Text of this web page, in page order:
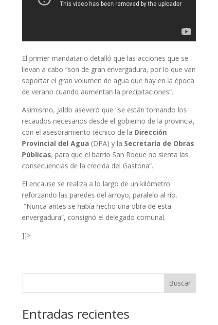
El primer mandatario detalló que las acciones que se
llevan a cabo “son de gran envergadura, por lo que van
soportar el gran volumen de agua que hay en la época
de verano cuando aumentan la precipitaciones”.
Asimismo, Jaldo aseveró que “se están tomando los
recaudos necesarios desde el gobierno de la provincia,
con el asesoramiento técnico de la Dirección
Provincial del Agua (DPA) y la Secretaría de Obras
Públicas, para que el barrio San Roque no sienta las
consecuencias de la crecida del Gastona”.
El encause se realiza a lo largo de un kilómetro
reforzando las paredes del arroyo, paralelo al río.
“Nunca antes se había hecho una obra de esta
envergadura”, consignó el delegado comunal.
]]>
Buscar
Entradas recientes